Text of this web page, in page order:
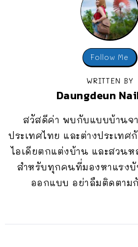
Follow Me
WRITTEN BY
Daungdeun
สวัสดีค่า พบกับแบบบ้านจ
ประเทศไทย และต่างประเท
ไอเดียตกแต่งบ้าน และสวน
สำหรับทุกคนที่มองหาแรง
ออกแบบ อย่าลืมติดตาม